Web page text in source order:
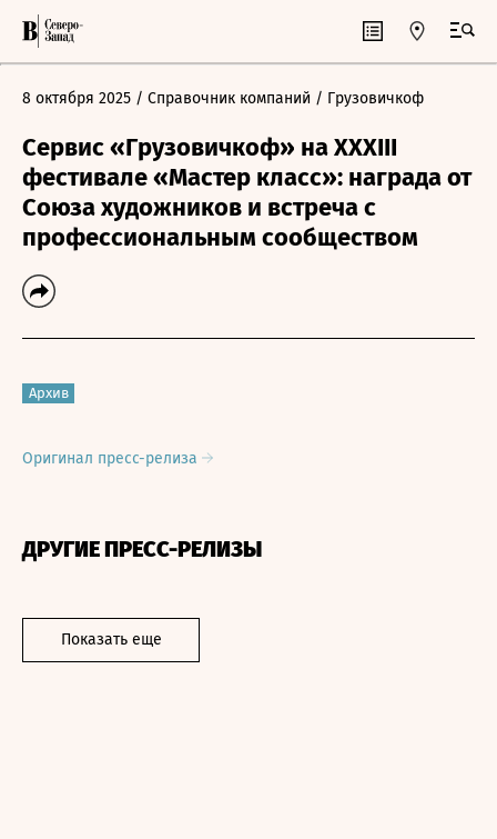
8 октября 2025 / Справочник компаний / Грузовичкоф
Сервис «Грузовичкоф» на XXXIII
фестивале «Мастер класс»: награда от
Союза художников и встреча с
профессиональным сообществом
Архив
Оригинал пресс-релиза
ДРУГИЕ ПРЕСС-РЕЛИЗЫ
Показать еще